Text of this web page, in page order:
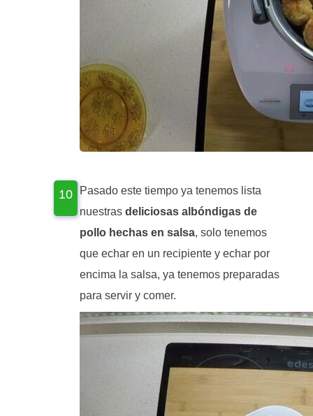
Pasado este tiempo ya tenemos lista
nuestras deliciosas albóndigas de
pollo hechas en salsa, solo tenemos
que echar en un recipiente y echar por
encima la salsa, ya tenemos preparadas
para servir y comer.